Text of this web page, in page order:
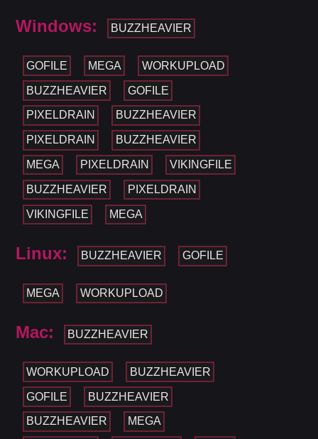
Windows: BUZZHEAVIER
GOFILE MEGA WORKUPLOAD
BUZZHEAVIER GOFILE
PIXELDRAIN BUZZHEAVIER
PIXELDRAIN BUZZHEAVIER
MEGA PIXELDRAIN VIKINGFILE
BUZZHEAVIER PIXELDRAIN
VIKINGFILE MEGA
Linux: BUZZHEAVIER GOFILE
MEGA WORKUPLOAD
Mac: BUZZHEAVIER
WORKUPLOAD BUZZHEAVIER
GOFILE BUZZHEAVIER
BUZZHEAVIER MEGA